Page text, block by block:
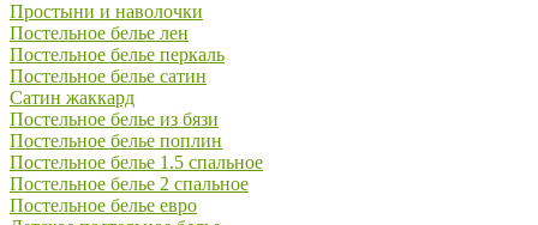
Простыни и наволочки
Постельное белье лен
Постельное белье перкаль
Постельное белье сатин
Сатин жаккард
Постельное белье из бязи
Постельное белье поплин
Постельное белье 1.5 спальное
Постельное белье 2 спальное
Постельное белье евро